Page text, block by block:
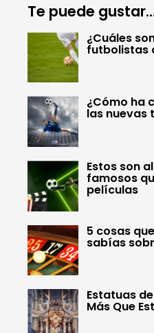
Te puede
¿Cuáles
futbolistas
¿Cómo ha
las nuevas
Estos son
famosos
películas
5 cosas
sabías
Estatuas
Más Que